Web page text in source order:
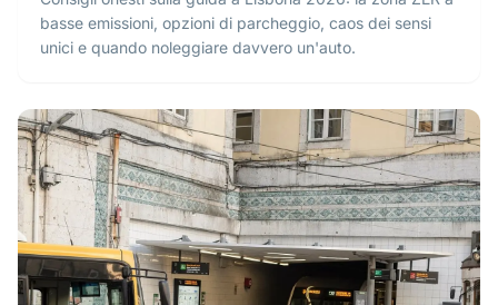
basse emissioni, opzioni di parcheggio, caos dei sensi
unici e quando noleggiare davvero un'auto.